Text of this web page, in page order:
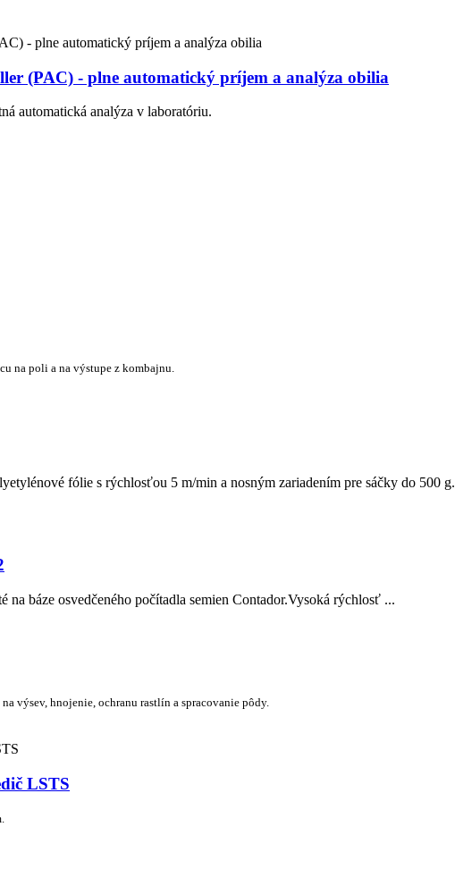
(PAC) - plne automatický príjem a analýza obilia
automatická analýza v laboratóriu.
na poli a na výstupe z kombajnu.
fólie s rýchlosťou 5 m/min a nosným zariadením pre sáčky do 500 g.
na báze osvedčeného počítadla semien Contador.Vysoká rýchlosť ...
výsev, hnojenie, ochranu rastlín a spracovanie pôdy.
LSTS